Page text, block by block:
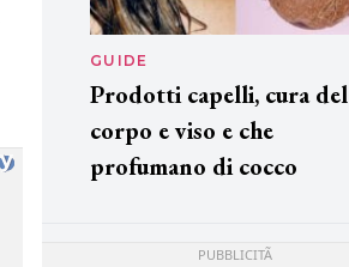
GUIDE
Prodotti capelli, cura del
corpo e viso e che
profumano di cocco